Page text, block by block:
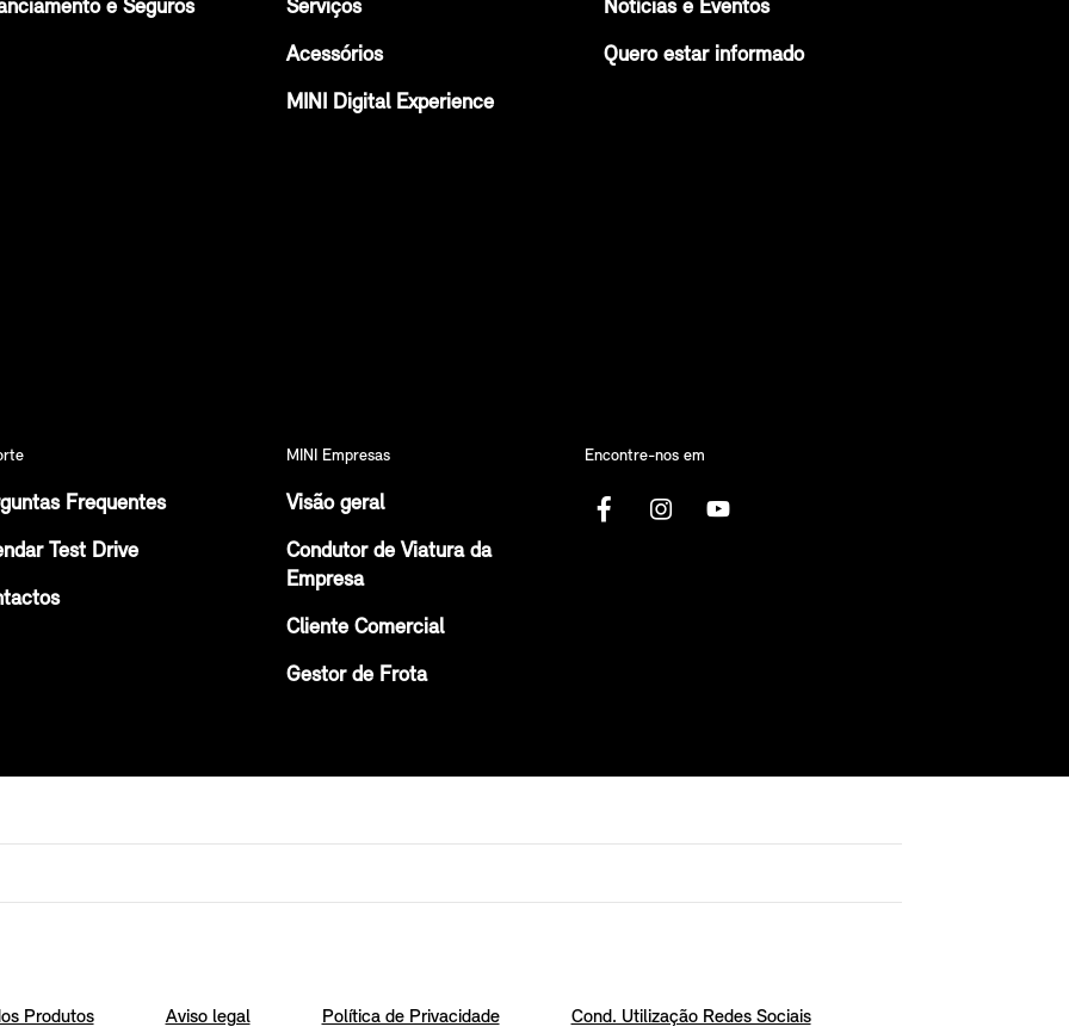
e Seguros Serviços
Acessórios
MINI Digital Experience
Notícias e Eventos
Quero estar informado
Frequentes
Test Drive
MINI Empresas
Visão geral
Condutor de Viatura da
Empresa
Cliente Comercial
Gestor de Frota
Encontre-nos em
Produtos Aviso legal Política de Privacidade Cond. Utilização Redes Sociais